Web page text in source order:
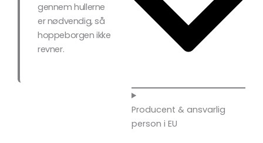
gennem hullerne
er nødvendig, så
hoppeborgen ikke
revner.
Producent & ansvarlig
person i EU